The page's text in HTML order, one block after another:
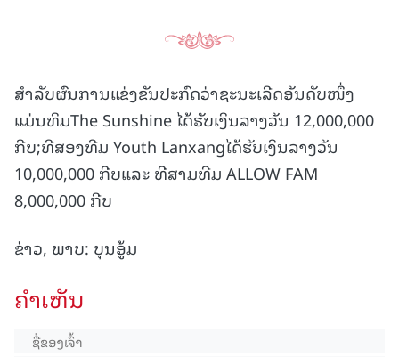
ສໍາລັບຜົນການແຂ່ງຂັນປະກົດວ່າຊະນະເລີດອັນດັບໜຶ່ງ
ແມ່ນທິມThe Sunshine ໄດ້ຮັບເງິນລາງວັນ 12,000,000
ກີບ;ທີສອງທີມ Youth Lanxangໄດ້ຮັບເງິນລາງວັນ
10,000,000 ກີບແລະ ທີສາມທີມ ALLOW FAM
8,000,000 ກີບ
ຂ່າວ, ພາບ: ບຸນອູ້ມ
ຄໍາເຫັນ